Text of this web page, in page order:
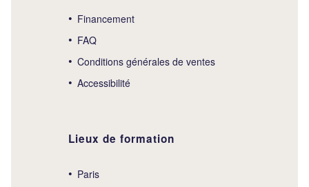
Financement
FAQ
Conditions générales de ventes
Accessibilité
Lieux de formation
Paris